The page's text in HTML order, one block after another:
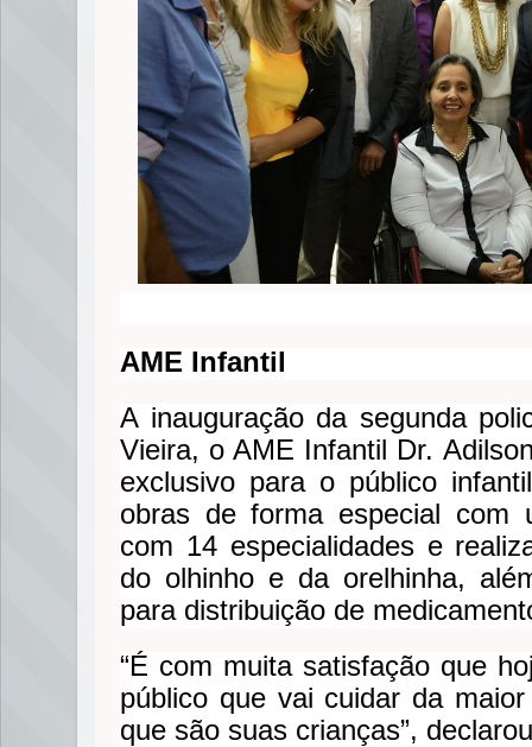
AME Infantil
A inauguração da segunda
Vieira, o AME Infantil Dr.
exclusivo para o público
obras de forma especial com
com 14 especialidades e
do olhinho e da orelhinha,
para distribuição de
“É com muita satisfação que
público que vai cuidar da
que são suas crianças”,